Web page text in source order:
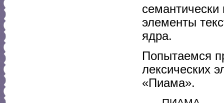
семантически
элементы
ядра.
Попытаемся
лексических
«Пиама».